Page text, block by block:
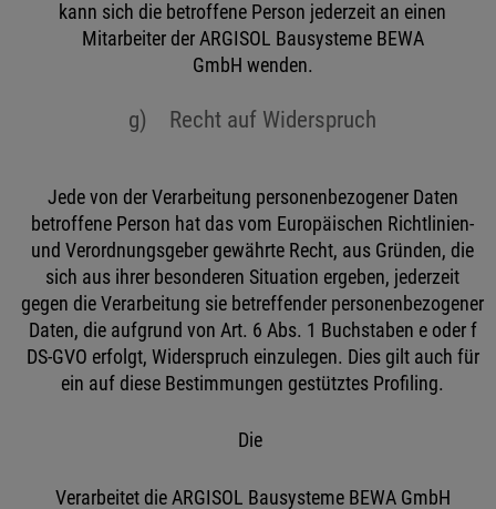
kann sich die betroffene Person jederzeit an einen
Mitarbeiter der ARGISOL Bausysteme BEWA
GmbH wenden.
g) Recht auf Widerspruch
Jede von der Verarbeitung personenbezogener Daten
betroffene Person hat das vom Europäischen Richtlinien-
und Verordnungsgeber gewährte Recht, aus Gründen, die
sich aus ihrer besonderen Situation ergeben, jederzeit
gegen die Verarbeitung sie betreffender personenbezogener
Daten, die aufgrund von Art. 6 Abs. 1 Buchstaben e oder f
DS-GVO erfolgt, Widerspruch einzulegen. Dies gilt auch für
ein auf diese Bestimmungen gestütztes Profiling.
Die
Verarbeitet die ARGISOL Bausysteme BEWA GmbH